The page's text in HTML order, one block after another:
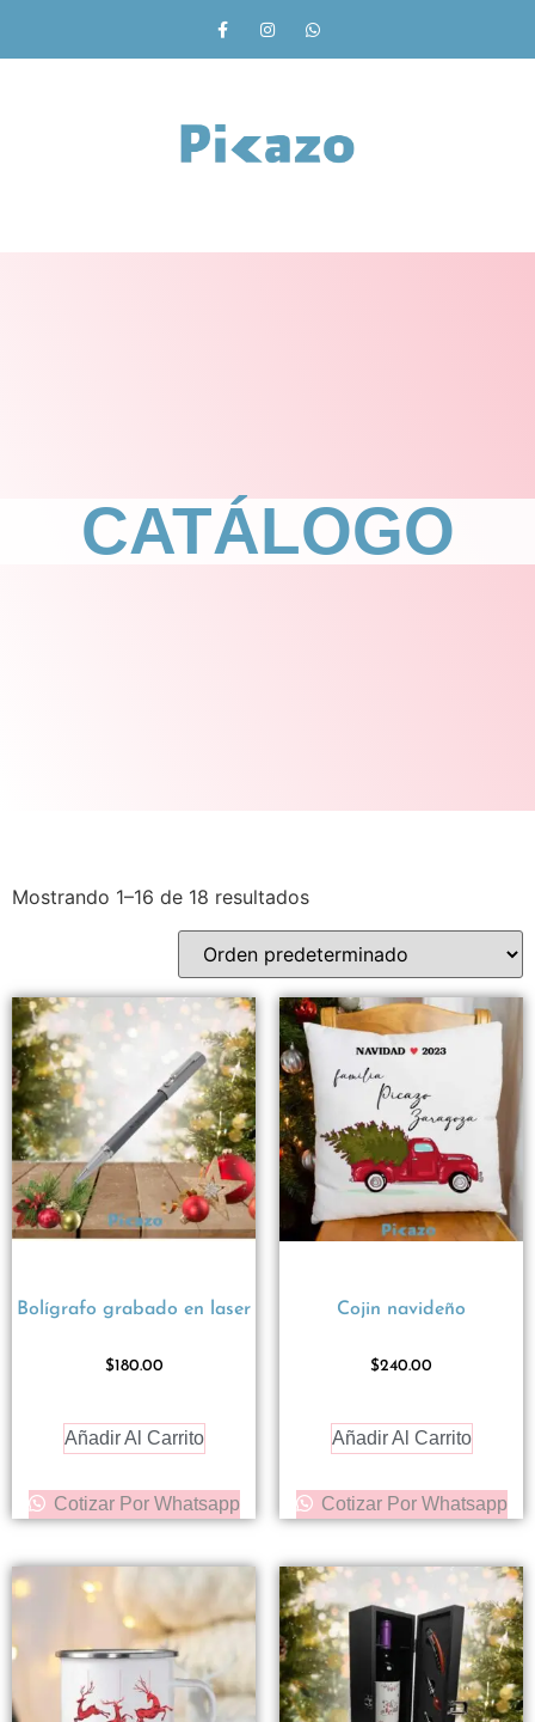
CATÁLOGO
Mostrando 1–16 de 18 resultados
Bolígrafo grabado en laser
$180.00
Añadir Al Carrito
Cotizar Por Whatsapp
Cojin navideño
$240.00
Añadir Al Carrito
Cotizar Por Whatsapp